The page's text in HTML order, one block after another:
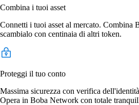
Combina i tuoi asset
Connetti i tuoi asset al mercato. Combina
scambialo con centinaia di altri token.
Proteggi il tuo conto
Massima sicurezza con verifica
Opera in Boba Network con totale